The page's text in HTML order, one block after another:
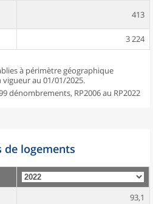
413
3 224
à périmètre géographique
au 01/01/2025.
dénombrements, RP2006 au RP2022
de logements
93,1